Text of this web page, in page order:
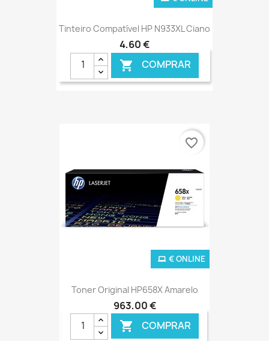
Tinteiro Compatível HP N933XL Ciano
4,60 €
 COMPRAR
Toner Original HP658X Amarelo
963,00 €
 COMPRAR
€ ONLINE
favorite_border